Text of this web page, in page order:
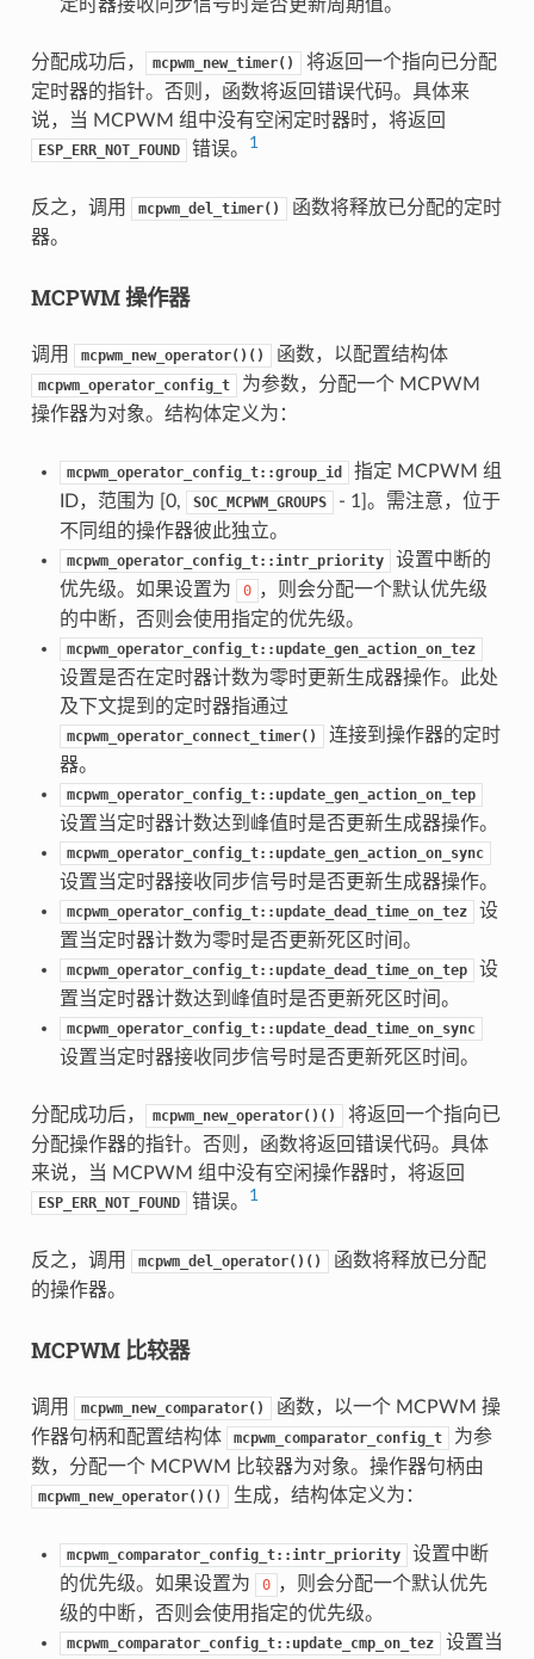
定时器接收同步信号时是否更新周期值。
分配成功后， mcpwm_new_timer()
将返回一个指向已分配
定时器的指针。否则，函数将返回错误代码。具体来
说，当 MCPWM 组中没有空闲定时器时，将返回
ESP_ERR_NOT_FOUND 错误。 1
反之，调用 mcpwm_del_timer()
函数将释放已分配的定时
器。
MCPWM 操作器
调用 mcpwm_new_operator()() 函数，以配置结构体
mcpwm_operator_config_t
为参数，分配一个 MCPWM
操作器为对象。结构体定义为：
mcpwm_operator_config_t::group_id
指定 MCPWM 组
ID，范围为 [0,
SOC_MCPWM_GROUPS
- 1]。需注意，位于
不同组的操作器彼此独立。
mcpwm_operator_config_t::intr_priority
设置中断的
优先级。如果设置为
0 ，则会分配一个默认优先级
的中断，否则会使用指定的优先级。
mcpwm_operator_config_t::update_gen_action_on_tez
设置是否在定时器计数为零时更新生成器操作。此处
及下文提到的定时器指通过
mcpwm_operator_connect_timer()
连接到操作器的定时
器。
mcpwm_operator_config_t::update_gen_action_on_tep
设置当定时器计数达到峰值时是否更新生成器操作。
mcpwm_operator_config_t::update_gen_action_on_sync
设置当定时器接收同步信号时是否更新生成器操作。
mcpwm_operator_config_t::update_dead_time_on_tez
设
置当定时器计数为零时是否更新死区时间。
mcpwm_operator_config_t::update_dead_time_on_tep
设
置当定时器计数达到峰值时是否更新死区时间。
mcpwm_operator_config_t::update_dead_time_on_sync
设置当定时器接收同步信号时是否更新死区时间。
分配成功后， mcpwm_new_operator()()
将返回一个指向已
分配操作器的指针。否则，函数将返回错误代码。具体
来说，当 MCPWM 组中没有空闲操作器时，将返回
ESP_ERR_NOT_FOUND 错误。 1
反之，调用 mcpwm_del_operator()()
函数将释放已分配
的操作器。
MCPWM 比较器
调用 mcpwm_new_comparator()
函数，以一个 MCPWM 操
作器句柄和配置结构体
mcpwm_comparator_config_t
为参
数，分配一个 MCPWM 比较器为对象。操作器句柄由
mcpwm_new_operator()() 生成，结构体定义为：
mcpwm_comparator_config_t::intr_priority
设置中断
的优先级。如果设置为
0 ，则会分配一个默认优先
级的中断，否则会使用指定的优先级。
mcpwm_comparator_config_t::update_cmp_on_tez
设置当